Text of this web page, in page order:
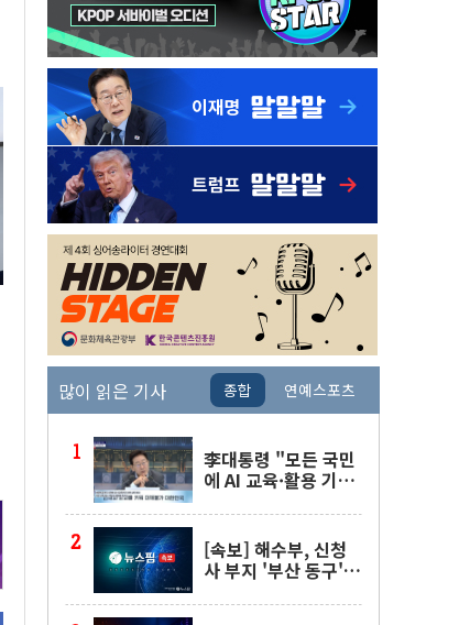
많이 읽은 기사 종합 연예스포츠
李대통령 "모든 국민
에 AI 교육·활용 기회
확대 강조
[속보] 해수부, 신청
사 부지 '부산 동구'